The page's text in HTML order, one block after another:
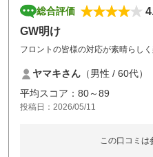
総合評価
GW明け
フロントの皆様の対応が素晴らし
ヤマキさん （男性 / 60代）
平均スコア：80～89
投稿日：2026/05/11
この口コミは